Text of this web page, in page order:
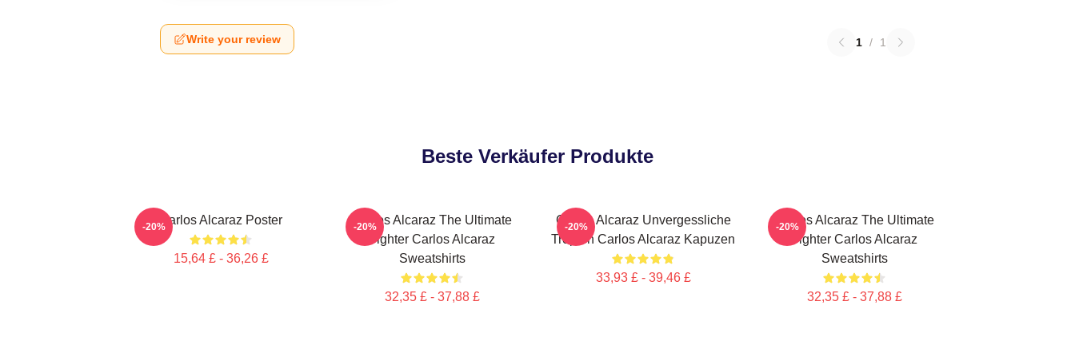
Write your review 1 / 1
Beste Verkäufer Produkte
Carlos Alcaraz Poster
15,64 £ - 36,26 £
-20%
Carlos Alcaraz The Ultimate
Fighter Carlos Alcaraz
Sweatshirts
32,35 £ - 37,88 £
-20%
Carlos Alcaraz Unvergessliche
Tropfen Carlos Alcaraz Kapuzen
33,93 £ - 39,46 £
-20%
Carlos Alcaraz The Ultimate
Fighter Carlos Alcaraz
Sweatshirts
32,35 £ - 37,88 £
-20%